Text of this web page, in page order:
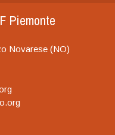
Piemonte
Novarese (NO)